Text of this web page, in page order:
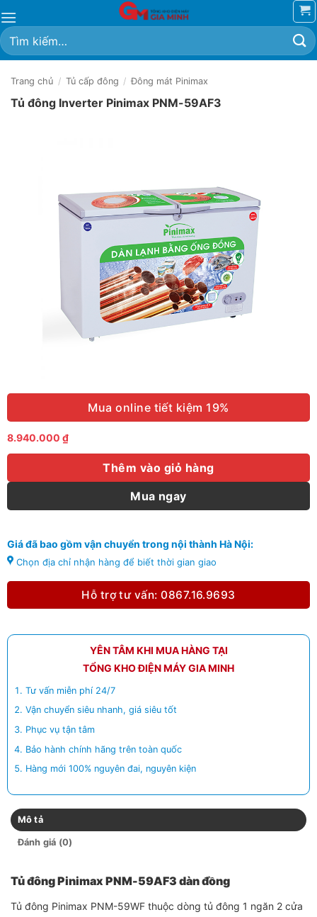
qua
nội
dung
Tìm
kiếm:
Trang chủ / Tủ cấp đông / Đông mát Pinimax
Tủ đông Inverter Pinimax PNM-59AF3
Mua online tiết kiệm 19%
8.940.000 ₫
Thêm vào giỏ hàng
Mua ngay
Giá đã bao gồm vận chuyển trong nội thành Hà Nội:
Chọn địa chỉ nhận hàng để biết thời gian giao
Hỗ trợ tư vấn: 0867.16.9693
YÊN TÂM KHI MUA HÀNG TẠI
TỔNG KHO ĐIỆN MÁY GIA MINH
Tư vấn miễn phí 24/7
Vận chuyển siêu nhanh, giá siêu tốt
Phục vụ tận tâm
Bảo hành chính hãng trên toàn quốc
Hàng mới 100% nguyên đai, nguyên kiện
Mô tả
Đánh giá (0)
Tủ đông Pinimax PNM-59AF3 dàn đồng
Tủ đông Pinimax PNM-59WF thuộc dòng tủ đông 1 ngăn 2 cửa